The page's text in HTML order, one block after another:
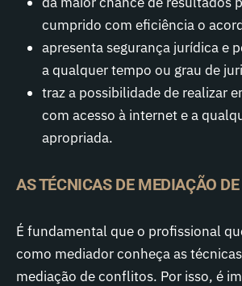
cumprido com eficiência o
apresenta segurança jurídica e
a qualquer tempo ou grau de
traz a possibilidade de realizar
com acesso à internet e a
apropriada.
AS TÉCNICAS DE MEDIAÇÃO
É fundamental que o profissional
como mediador conheça as
mediação de conflitos. Por isso, é